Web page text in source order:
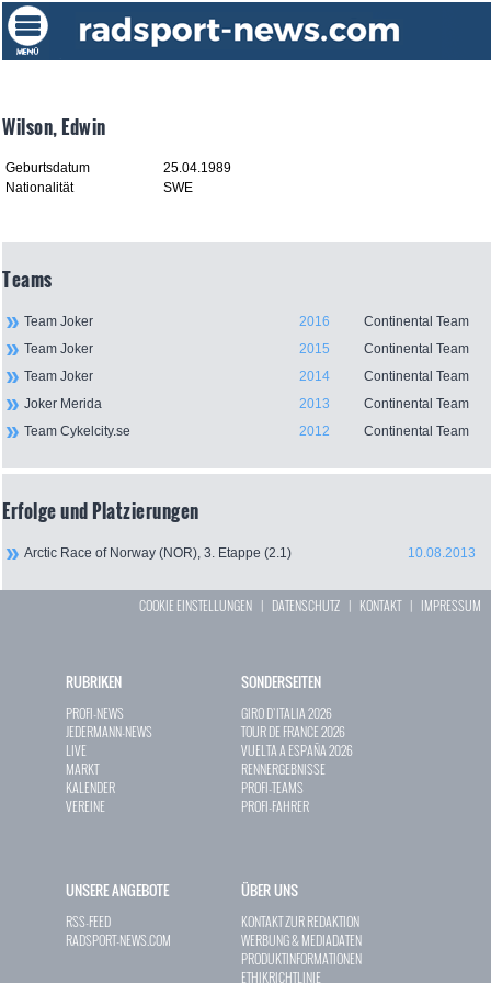
Wilson, Edwin
Geburtsdatum
25.04.1989
Nationalität
SWE
Teams
Team Joker 2016
Continental Team
Team Joker
2015
Continental Team
Team Joker
2014
Continental Team
Joker Merida
2013
Continental Team
Team Cykelcity.se
2012 Continental Team
Erfolge und Platzierungen
Arctic Race of Norway (NOR), 3. Etappe (2.1) 10.08.2013
COOKIE EINSTELLUNGEN | DATENSCHUTZ | KONTAKT| IMPRESSUM
RUBRIKEN
PROFI-NEWS
JEDERMANN-NEWS
LIVE
MARKT
KALENDER
VEREINE
SONDERSEITEN
GIRO D`ITALIA 2026
TOUR DE FRANCE 2026
VUELTA A ESPAÑA 2026
RENNERGEBNISSE
PROFI-TEAMS
PROFI-FAHRER
UNSERE ANGEBOTE
RSS-FEED
RADSPORT-NEWS.COM
ÜBER UNS
KONTAKT ZUR REDAKTION
WERBUNG & MEDIADATEN
PRODUKTINFORMATIONEN
ETHIKRICHTLINIE